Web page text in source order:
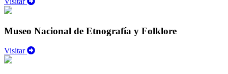
Museo Nacional de Etnografía y Folklore
Visitar